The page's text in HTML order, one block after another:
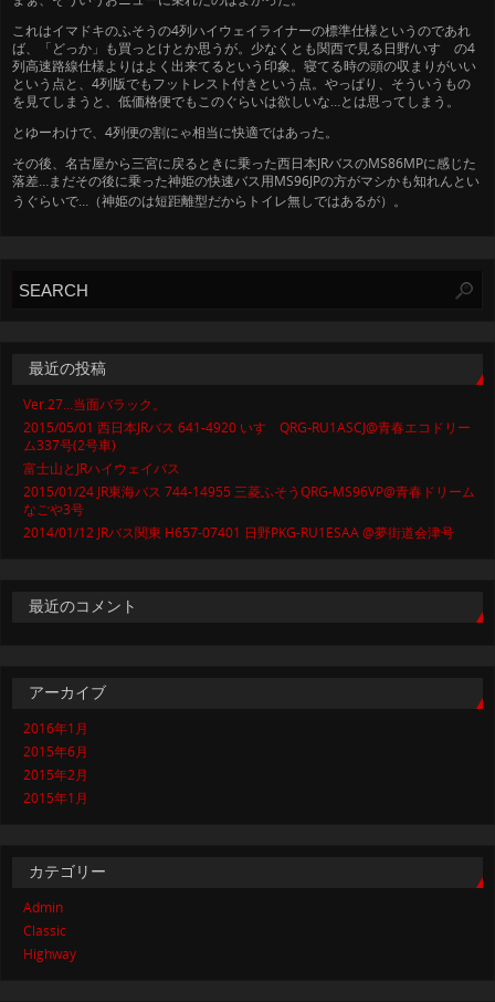
これはイマドキのふそうの4列ハイウェイライナーの標準仕様というのであれ
ば、「どっか」も買っとけとか思うが。少なくとも関西で見る日野/いすゞの4
列高速路線仕様よりはよく出来てるという印象。寝てる時の頭の収まりがいい
という点と、4列版でもフットレスト付きという点。やっぱり、そういうもの
を見てしまうと、低価格便でもこのぐらいは欲しいな…とは思ってしまう。
とゆーわけで、4列便の割にゃ相当に快適ではあった。
その後、名古屋から三宮に戻るときに乗った西日本JRバスのMS86MPに感じた
落差…まだその後に乗った神姫の快速バス用MS96JPの方がマシかも知れんとい
うぐらいで…（神姫のは短距離型だからトイレ無しではあるが） 。
最近の投稿
Ver.27…当面バラック。
2015/05/01 西日本JRバス 641-4920 いすゞQRG-RU1ASCJ@青春エコドリー
ム337号(2号車)
富士山とJRハイウェイバス
2015/01/24 JR東海バス 744-14955 三菱ふそうQRG-MS96VP@青春ドリーム
なごや3号
2014/01/12 JRバス関東 H657-07401 日野PKG-RU1ESAA @夢街道会津号
最近のコメント
アーカイブ
2016年1月
2015年6月
2015年2月
2015年1月
カテゴリー
Admin
Classic
Highway